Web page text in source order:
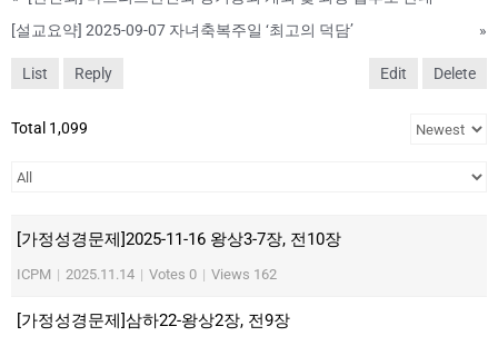
[설교요약] 2025-09-07 자녀축복주일 ‘최고의 덕담’
»
List Reply Edit Delete
Total 1,099
[가정성경문제]2025-11-16 왕상3-7장, 전10장
ICPM | 2025.11.14 | Votes 0 | Views 162
[가정성경문제]삼하22-왕상2장, 전9장